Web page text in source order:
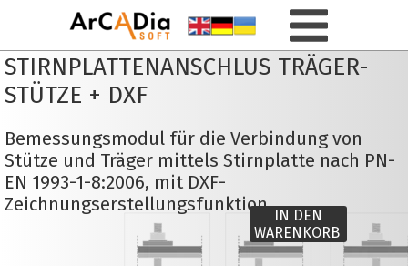
IN DEN
WARENKORB
STIRNPLATTENANSCHLUS TRÄGER-
STÜTZE + DXF
Bemessungsmodul für die Verbindung von
Stütze und Träger mittels Stirnplatte nach PN-
EN 1993-1-8:2006, mit DXF-
Zeichnungserstellungsfunktion.